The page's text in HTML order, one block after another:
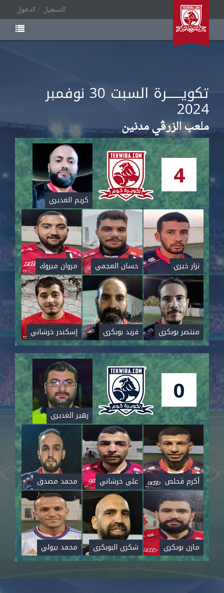
الدخول التسجيل
تكويــــــرة السبت 30 نوفمبر
2024
ملعب الزرڨي مدنين
4
كريم الغديري
نزار خيري حسان العجمي مروان مبروك
منتصر بوبكري فريد بوبكري إسكندر خرشاني
0
زهير الغديري
أكرم ڨحلص علي خرشاني محمد مصدق
مازن بوبكري شكري البوبكري محمد بيولي